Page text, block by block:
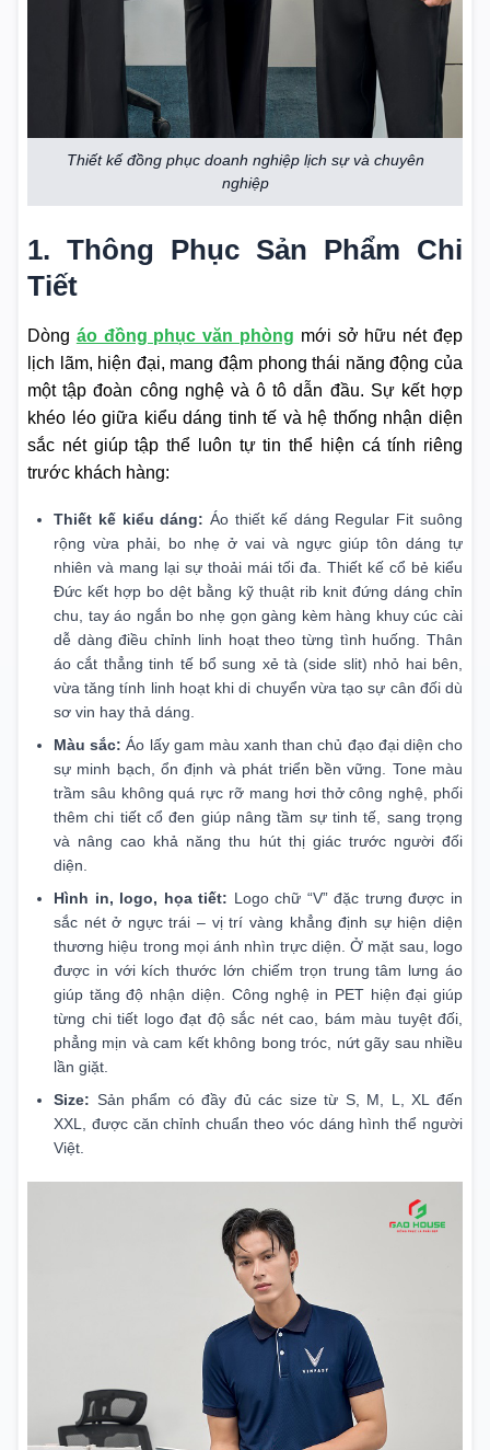
Thiết kế đồng phục doanh nghiệp lịch sự và chuyên
nghiệp
1. Thông Phục Sản Phẩm Chi
Tiết
Dòng áo đồng phục văn phòng mới sở hữu nét đẹp
lịch lãm, hiện đại, mang đậm phong thái năng động của
một tập đoàn công nghệ và ô tô dẫn đầu. Sự kết hợp
khéo léo giữa kiểu dáng tinh tế và hệ thống nhận diện
sắc nét giúp tập thể luôn tự tin thể hiện cá tính riêng
trước khách hàng:
Thiết kế kiểu dáng: Áo thiết kế dáng Regular Fit suông
rộng vừa phải, bo nhẹ ở vai và ngực giúp tôn dáng tự
nhiên và mang lại sự thoải mái tối đa. Thiết kế cổ bẻ kiểu
Đức kết hợp bo dệt bằng kỹ thuật rib knit đứng dáng chỉn
chu, tay áo ngắn bo nhẹ gọn gàng kèm hàng khuy cúc cài
dễ dàng điều chỉnh linh hoạt theo từng tình huống. Thân
áo cắt thẳng tinh tế bổ sung xẻ tà (side slit) nhỏ hai bên,
vừa tăng tính linh hoạt khi di chuyển vừa tạo sự cân đối dù
sơ vin hay thả dáng.
Màu sắc: Áo lấy gam màu xanh than chủ đạo đại diện cho
sự minh bạch, ổn định và phát triển bền vững. Tone màu
trầm sâu không quá rực rỡ mang hơi thở công nghệ, phối
thêm chi tiết cổ đen giúp nâng tầm sự tinh tế, sang trọng
và nâng cao khả năng thu hút thị giác trước người đối
diện.
Hình in, logo, họa tiết: Logo chữ “V” đặc trưng được in
sắc nét ở ngực trái – vị trí vàng khẳng định sự hiện diện
thương hiệu trong mọi ánh nhìn trực diện. Ở mặt sau, logo
được in với kích thước lớn chiếm trọn trung tâm lưng áo
giúp tăng độ nhận diện. Công nghệ in PET hiện đại giúp
từng chi tiết logo đạt độ sắc nét cao, bám màu tuyệt đối,
phẳng mịn và cam kết không bong tróc, nứt gãy sau nhiều
lần giặt.
Size: Sản phẩm có đầy đủ các size từ S, M, L, XL đến
XXL, được căn chỉnh chuẩn theo vóc dáng hình thể người
Việt.